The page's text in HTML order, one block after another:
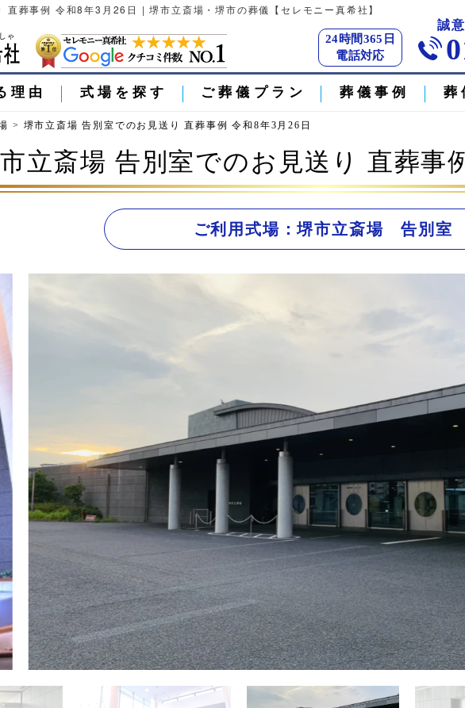
直葬事例 令和8年3月26日 | 堺市立斎場・堺市の葬儀【セレモニー真希社】
誠
24時間365日
電話対応
理由 式場を探す ご葬儀プラン 葬儀事例 葬
> 堺市立斎場 告別室でのお見送り 直葬事例 令和8年3月26日
立斎場 告別室でのお見送り 直葬事
ご利用式場：堺市立斎場 告別室